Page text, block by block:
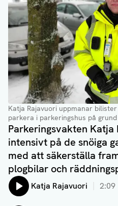
Katja Rajavuori uppmanar
parkera i parkeringshus på
Parkeringsvakten
intensivt på de snöiga
med att säkerställa
plogbilar och
Lyssna på:
Katja Rajavuori 2:09